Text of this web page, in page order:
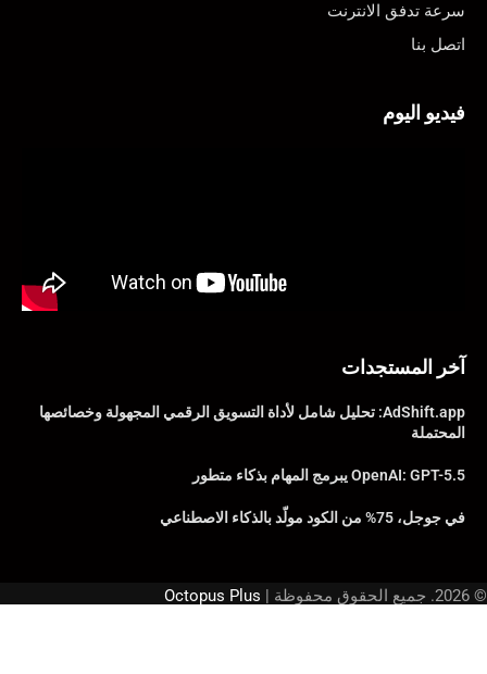
سرعة تدفق الانترنت
اتصل بنا
فيديو اليوم
آخر المستجدات
AdShift.app: تحليل شامل لأداة التسويق الرقمي المجهولة وخصائصها
المحتملة
OpenAI: GPT-5.5 يبرمج المهام بذكاء متطور
في جوجل، 75% من الكود مولّد بالذكاء الاصطناعي
© 2026. جميع الحقوق محفوظة | Octopus Plus